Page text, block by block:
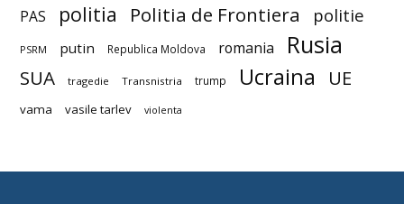
PAS politia Politia de Frontiera politie
PSRM putin Republica Moldova romania Rusia
SUA tragedie Transnistria trump Ucraina UE
vama vasile tarlev violenta